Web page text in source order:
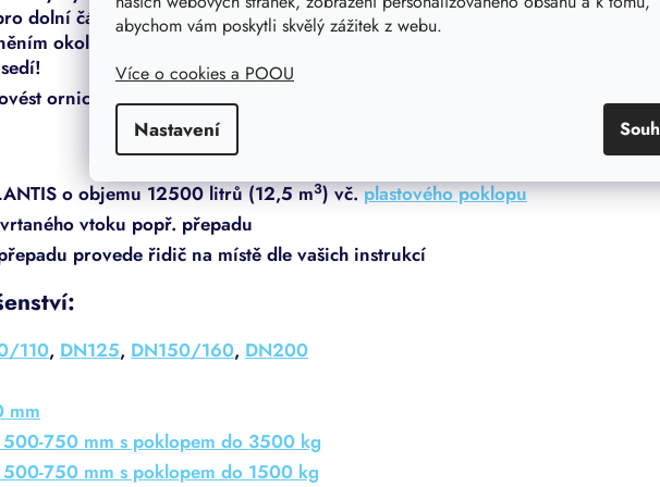
abychom vám poskytli skvělý zážitek z webu.
Více o cookies a POOU
Nastavení
dolní část jámy. Přitom se nesmí zapomenout na následující:
okolo přípojek je nutné překontrolovat, zda se tato část
ornicí nebo zeminou z výkopu apod.
o objemu 12500 litrů (12,5 m3) vč.plastového poklopu
vtoku popř. přepadu
provede řidič na místě dle vašich instrukcí
110, DN125, DN150/160, DN200
mm
500-750 mm s poklopem do 3500 kg
500-750 mm s poklopem do 1500 kg